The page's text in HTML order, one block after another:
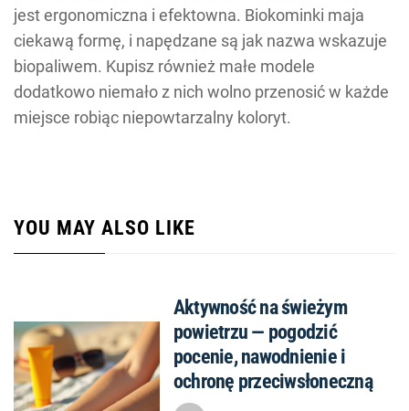
jest ergonomiczna i efektowna. Biokominki maja
ciekawą formę, i napędzane są jak nazwa wskazuje
biopaliwem. Kupisz również małe modele
dodatkowo niemało z nich wolno przenosić w każde
miejsce robiąc niepowtarzalny koloryt.
YOU MAY ALSO LIKE
Aktywność na świeżym
powietrzu — pogodzić
pocenie, nawodnienie i
ochronę przeciwsłoneczną